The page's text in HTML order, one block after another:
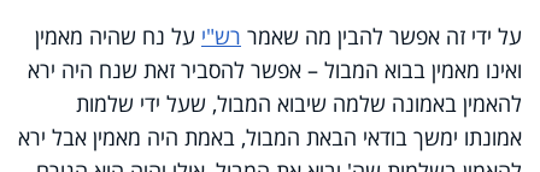
על ידי זה אפשר להבין מה שאמר רש"י על נח שהיה מאמין
ואינו מאמין בבוא המבול – אפשר להסביר זאת שנח היה ירא
להאמין באמונה שלמה שיבוא המבול, שעל ידי שלמות
אמונתו ימשך בודאי הבאת המבול, באמת היה מאמין אבל ירא